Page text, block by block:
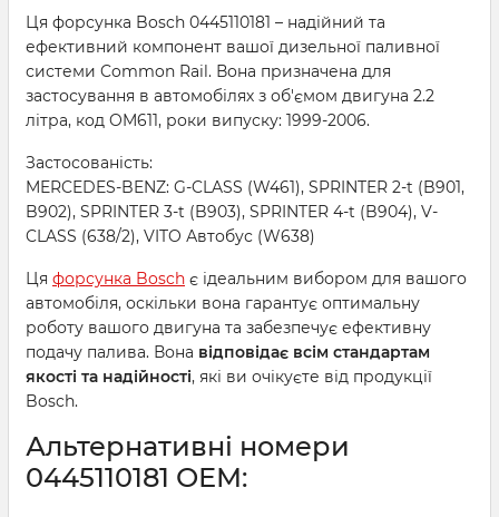
Ця форсунка Bosch 0445110181 – надійний та
ефективний компонент вашої дизельної паливної
системи Common Rail. Вона призначена для
застосування в автомобілях з об'ємом двигуна 2.2
літра, код OM611, роки випуску: 1999-2006.
Застосованість:
MERCEDES-BENZ: G-CLASS (W461), SPRINTER 2-t (B901,
B902), SPRINTER 3-t (B903), SPRINTER 4-t (B904), V-
CLASS (638/2), VITO Автобус (W638)
Ця форсунка Bosch є ідеальним вибором для вашого
автомобіля, оскільки вона гарантує оптимальну
роботу вашого двигуна та забезпечує ефективну
подачу палива. Вона відповідає всім стандартам
якості та надійності, які ви очікуєте від продукції
Bosch.
Альтернативні номери
0445110181 ОЕМ: